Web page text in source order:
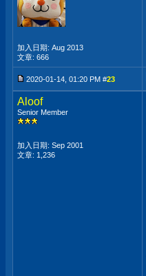
加入日期: Aug 2013
文章: 666
2020-01-14, 01:20 PM #23
Aloof
Senior Member
加入日期: Sep 2001
文章: 1,236